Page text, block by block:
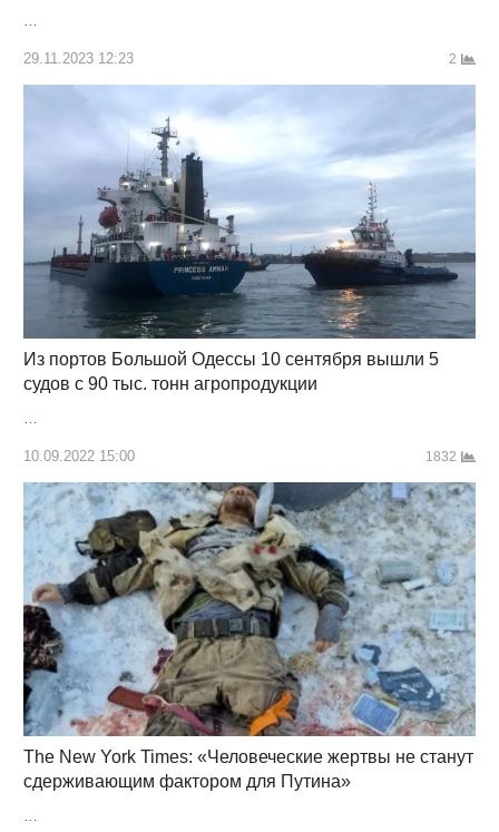
29.11.2023 12:23 2
Из портов Большой Одессы 10 сентября вышли 5
судов с 90 тыс. тонн агропродукции
…
10.09.2022 15:00 1832
The New York Times: «Человеческие жертвы не станут
сдерживающим фактором для Путина»
…